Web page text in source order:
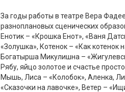
За годы работы в театре Вера
разноплановых сценических
Енотик – «Крошка Енот», «Ваня
«Золушка», Котенок – «Как
Богатырша Микулишна –
Рябу, яйцо золотое и счастье
Мышь, Лиса – «Колобок», Аленка,
«Сказочки на лавочке», Ветер –